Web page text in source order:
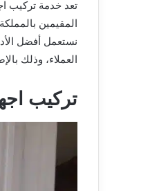
تعد خدمة تركيب
المقيمين
نستعمل أفضل
العملاء، وذلك
تركيب